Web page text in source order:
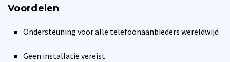
Voordelen
Ondersteuning voor alle telefoonaanbieders wereldwijd
Geen installatie vereist